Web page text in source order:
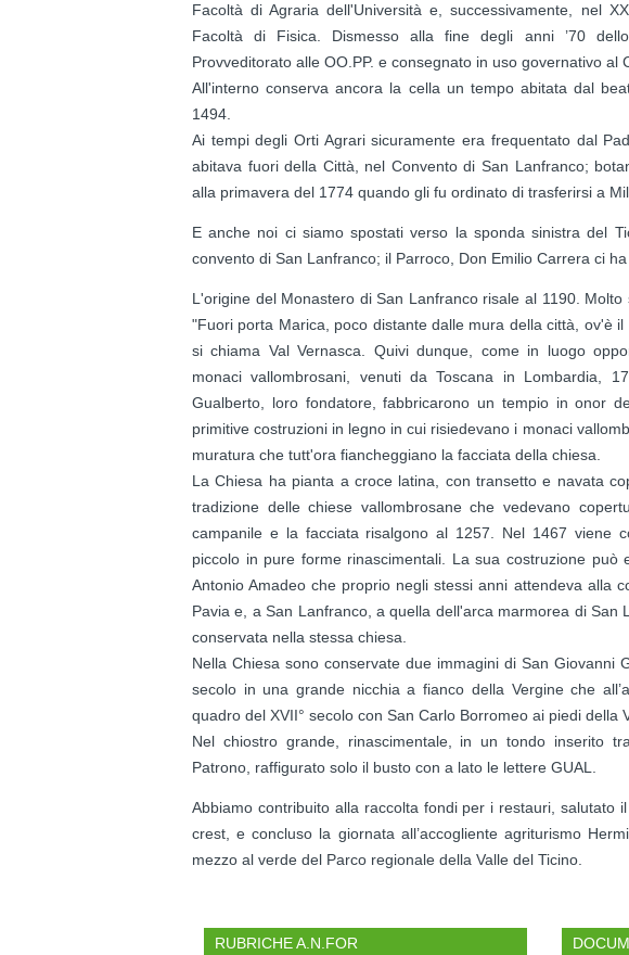
Facoltà di Agraria dell'Università e, successivamente, nel
Facoltà di Fisica. Dismesso alla fine degli anni ’70
Provveditorato alle OO.PP. e consegnato in uso governativo al
All'interno conserva ancora la cella un tempo abitata dal
1494.
Ai tempi degli Orti Agrari sicuramente era frequentato dal
abitava fuori della Città, nel Convento di San Lanfranco;
alla primavera del 1774 quando gli fu ordinato di trasferirsi a
E anche noi ci siamo spostati verso la sponda sinistra del
convento di San Lanfranco; il Parroco, Don Emilio Carrera ci
L'origine del Monastero di San Lanfranco risale al 1190.
"Fuori porta Marica, poco distante dalle mura della città, ov'è il
si chiama Val Vernasca. Quivi dunque, come in luogo
monaci vallombrosani, venuti da Toscana in Lombardia,
Gualberto, loro fondatore, fabbricarono un tempio in onor
primitive costruzioni in legno in cui risiedevano i monaci
muratura che tutt'ora fiancheggiano la facciata della chiesa.
La Chiesa ha pianta a croce latina, con transetto e navata
tradizione delle chiese vallombrosane che vedevano
campanile e la facciata risalgono al 1257. Nel 1467 viene
piccolo in pure forme rinascimentali. La sua costruzione può
Antonio Amadeo che proprio negli stessi anni attendeva alla
Pavia e, a San Lanfranco, a quella dell'arca marmorea di San
conservata nella stessa chiesa.
Nella Chiesa sono conservate due immagini di San Giovanni
secolo in una grande nicchia a fianco della Vergine che
quadro del XVII° secolo con San Carlo Borromeo ai piedi della
Nel chiostro grande, rinascimentale, in un tondo inserito
Patrono, raffigurato solo il busto con a lato le lettere GUAL.
Abbiamo contribuito alla raccolta fondi per i restauri, salutato
crest, e concluso la giornata all’accogliente agriturismo
mezzo al verde del Parco regionale della Valle del Ticino.
RUBRICHE A.N.FOR